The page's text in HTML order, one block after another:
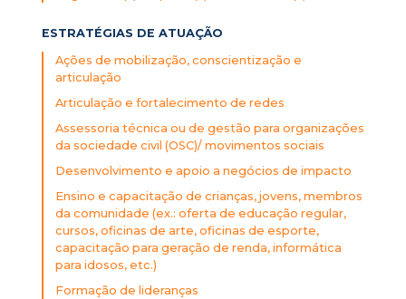
ESTRATÉGIAS DE ATUAÇÃO
Ações de mobilização, conscientização e
articulação
Articulação e fortalecimento de redes
Assessoria técnica ou de gestão para organizações
da sociedade civil (OSC)/ movimentos sociais
Desenvolvimento e apoio a negócios de impacto
Ensino e capacitação de crianças, jovens, membros
da comunidade (ex.: oferta de educação regular,
cursos, oficinas de arte, oficinas de esporte,
capacitação para geração de renda, informática
para idosos, etc.)
Formação de lideranças